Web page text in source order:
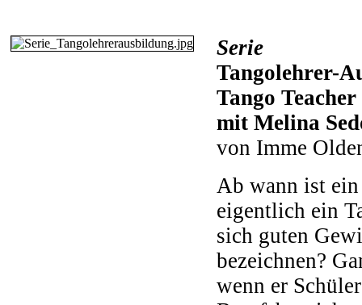
Serie
Tangolehrer-
Tango
mit Melina
von Imme
Ab wann ist
eigentlich ein
sich guten
bezeichnen?
wenn er